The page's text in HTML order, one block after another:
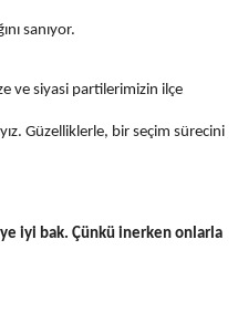
sanıyor.
ve siyasi partilerimizin ilçe
Güzelliklerle, bir seçim sürecini
iyi bak. Çünkü inerken onlarla